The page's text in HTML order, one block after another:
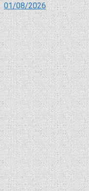
01/08/2026